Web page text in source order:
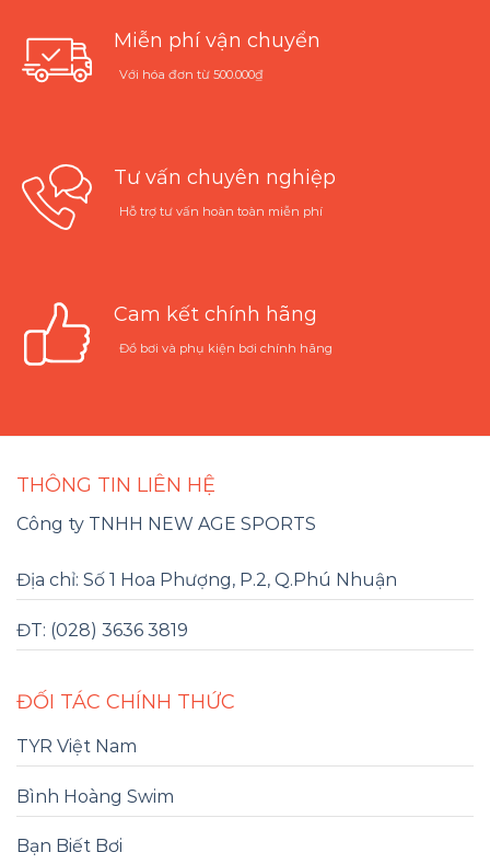
Miễn phí vận chuyển
Với hóa đơn từ 500.000₫
Tư vấn chuyên nghiệp
Hỗ trợ tư vấn hoàn toàn miễn phí
Cam kết chính hãng
Đồ bơi và phụ kiện bơi chính hãng
THÔNG TIN LIÊN HỆ
Công ty TNHH NEW AGE SPORTS
Địa chỉ: Số 1 Hoa Phượng, P.2, Q.Phú Nhuận
ĐT: (028) 3636 3819
ĐỐI TÁC CHÍNH THỨC
TYR Việt Nam
Bình Hoàng Swim
Bạn Biết Bơi